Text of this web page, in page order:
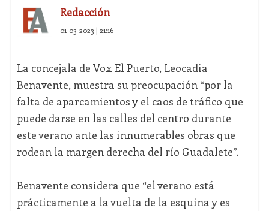
Redacción
01-03-2023 | 21:16
La concejala de Vox El Puerto, Leocadia
Benavente, muestra su preocupación “por la
falta de aparcamientos y el caos de tráfico que
puede darse en las calles del centro durante
este verano ante las innumerables obras que
rodean la margen derecha del río Guadalete”.
Benavente considera que “el verano está
prácticamente a la vuelta de la esquina y es